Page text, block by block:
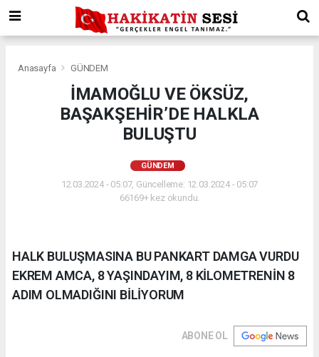
Anasayfa GÜNDEM
İMAMOĞLU VE ÖKSÜZ,
BAŞAKŞEHİR’DE HALKLA
BULUŞTU
GÜNDEM
12.03.2024 - 05:07, Güncelleme: 12.03.2024 - 05:07
66169+ kez okundu.
HALK BULUŞMASINA BU PANKART DAMGA VURDU
EKREM AMCA, 8 YAŞINDAYIM, 8 KİLOMETRENİN 8
ADIM OLMADIĞINI BİLİYORUM
ABONE OL